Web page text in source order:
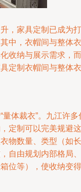
，家具定制已成为打
中，衣帽间与整体衣
收纳与展示需求，而
定制衣帽间与整体衣
体裁衣”。九江许多
定制可以完美规避这
物数量、类型（如长
自由规划内部格局、
位等），使收纳变得